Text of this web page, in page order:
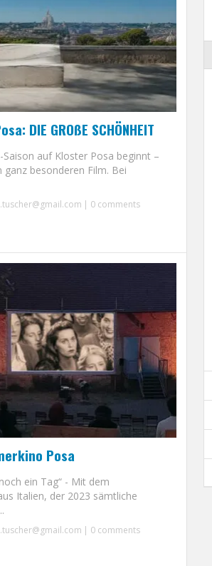
DIE GROßE SCHÖNHEIT
Saison auf Kloster Posa beginnt –
besonderen Film. Bei
| 0 comments
Posa
ein Tag“ - Mit dem
Italien, der 2023 sämtliche
| 0 comments